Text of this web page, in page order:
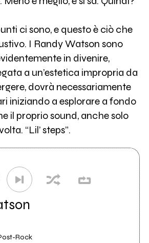
ci sono, e questo è ciò che
I Randy Watson sono
in divenire,
a un’estetica impropria da
dovrà necessariamente
iniziando a esplorare a fondo
il proprio sound, anche solo
“Lil’ steps”.
Rock